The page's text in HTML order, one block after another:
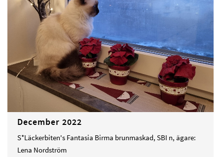
December 2022
S*Läckerbiten's Fantasia Birma brunmaskad, SBI n, ägare:
Lena Nordström